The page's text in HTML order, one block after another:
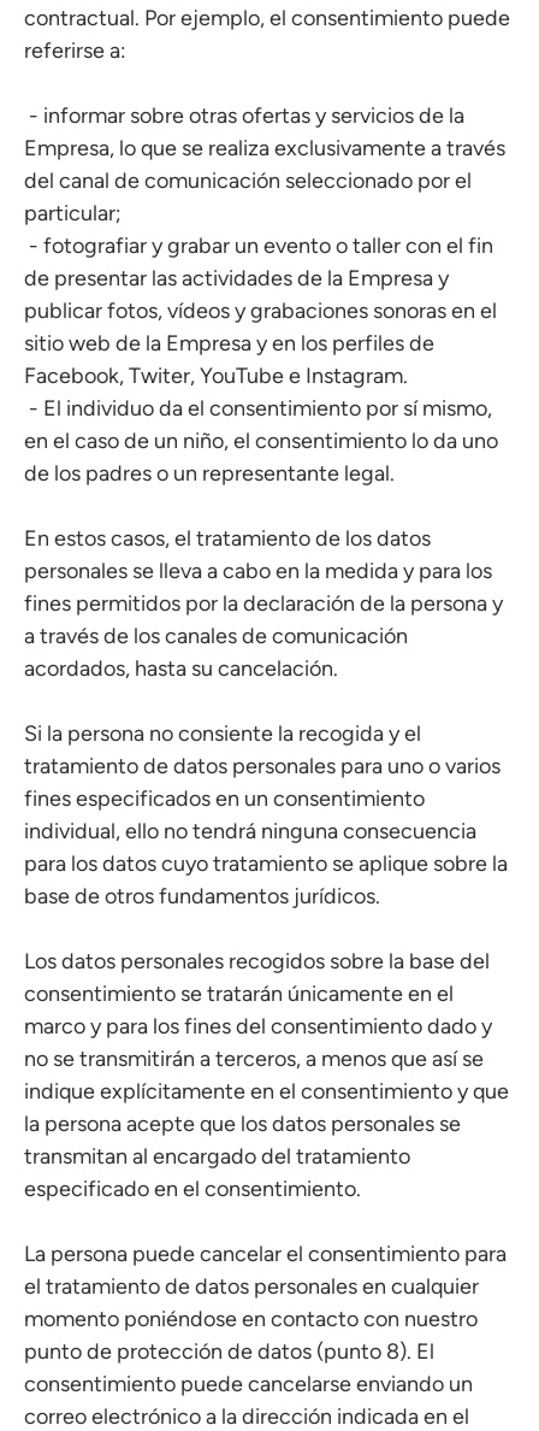
contractual. Por ejemplo, el consentimiento puede
referirse a:
- informar sobre otras ofertas y servicios de la
Empresa, lo que se realiza exclusivamente a través
del canal de comunicación seleccionado por el
particular;
- fotografiar y grabar un evento o taller con el fin
de presentar las actividades de la Empresa y
publicar fotos, vídeos y grabaciones sonoras en el
sitio web de la Empresa y en los perfiles de
Facebook, Twiter, YouTube e Instagram.
- El individuo da el consentimiento por sí mismo,
en el caso de un niño, el consentimiento lo da uno
de los padres o un representante legal.
En estos casos, el tratamiento de los datos
personales se lleva a cabo en la medida y para los
fines permitidos por la declaración de la persona y
a través de los canales de comunicación
acordados, hasta su cancelación.
Si la persona no consiente la recogida y el
tratamiento de datos personales para uno o varios
fines especificados en un consentimiento
individual, ello no tendrá ninguna consecuencia
para los datos cuyo tratamiento se aplique sobre la
base de otros fundamentos jurídicos.
Los datos personales recogidos sobre la base del
consentimiento se tratarán únicamente en el
marco y para los fines del consentimiento dado y
no se transmitirán a terceros, a menos que así se
indique explícitamente en el consentimiento y que
la persona acepte que los datos personales se
transmitan al encargado del tratamiento
especificado en el consentimiento.
La persona puede cancelar el consentimiento para
el tratamiento de datos personales en cualquier
momento poniéndose en contacto con nuestro
punto de protección de datos (punto 8). El
consentimiento puede cancelarse enviando un
correo electrónico a la dirección indicada en el